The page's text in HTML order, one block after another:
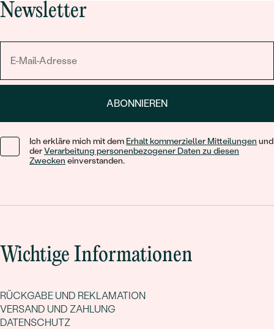
Newsletter
ABONNIEREN
Ich erkläre mich mit dem Erhalt kommerzieller Mitteilungen und
derVerarbeitung personenbezogener Daten zu diesen
Zwecken einverstanden.
Wichtige Informationen
RÜCKGABE UND REKLAMATION
VERSAND UND ZAHLUNG
DATENSCHUTZ